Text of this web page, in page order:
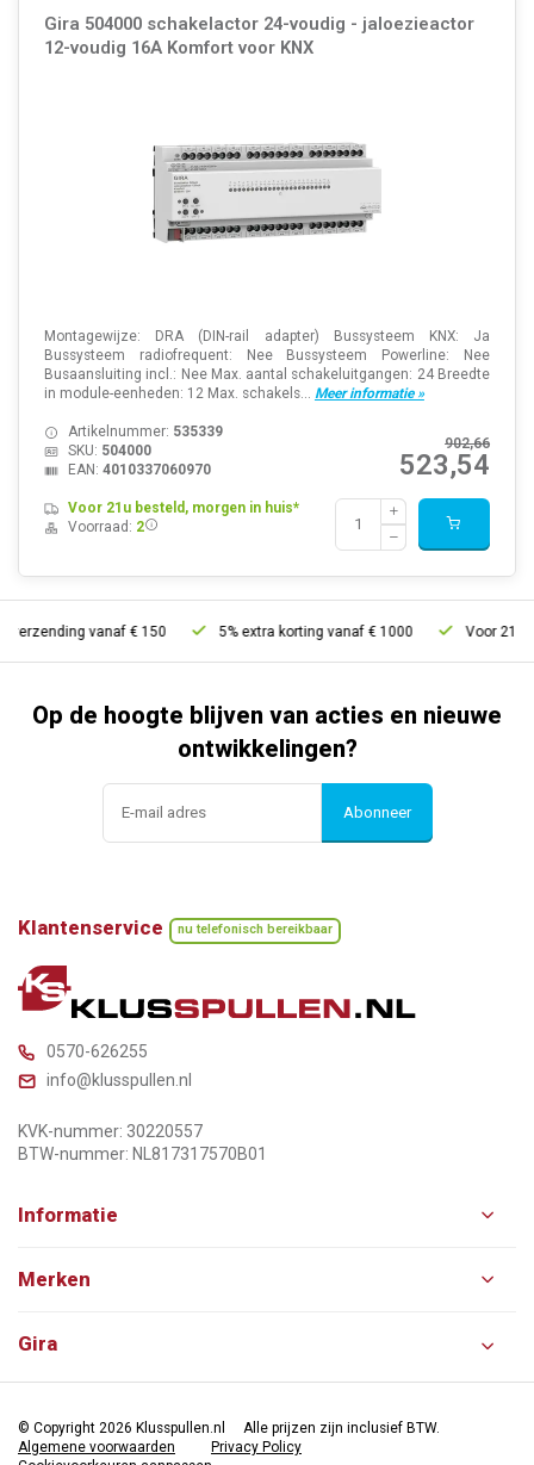
Gira 504000 schakelactor 24-voudig - jaloezieactor
12-voudig 16A Komfort voor KNX
Montagewijze: DRA (DIN-rail adapter) Bussysteem KNX: Ja
Bussysteem radiofrequent: Nee Bussysteem Powerline: Nee
Busaansluiting incl.: Nee Max. aantal schakeluitgangen: 24 Breedte
in module-eenheden: 12 Max. schakels... Meer informatie »
902,66
523,54
Artikelnummer: 535339
SKU: 504000
EAN: 4010337060970
Voor 21u besteld, morgen in huis*
Voorraad: 2
vanaf € 150 5% extra korting vanaf € 1000 Voor 21u
Op de hoogte blijven van acties en nieuwe
ontwikkelingen?
Abonneer
Klantenservice nu telefonisch bereikbaar
0570-626255
info@klusspullen.nl
KVK-nummer: 30220557
BTW-nummer: NL817317570B01
Informatie
Merken
Gira
© Copyright 2026 Klusspullen.nl
Alle prijzen zijn inclusief BTW.
Algemene voorwaarden
Privacy Policy